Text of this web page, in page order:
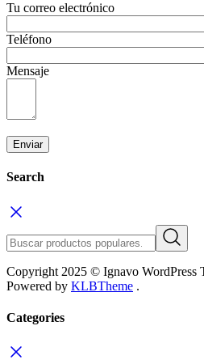
Tu correo electrónico
Teléfono
Mensaje
Search
Copyright 2025 © Ignavo WordPress
Powered by KLBTheme .
Categories